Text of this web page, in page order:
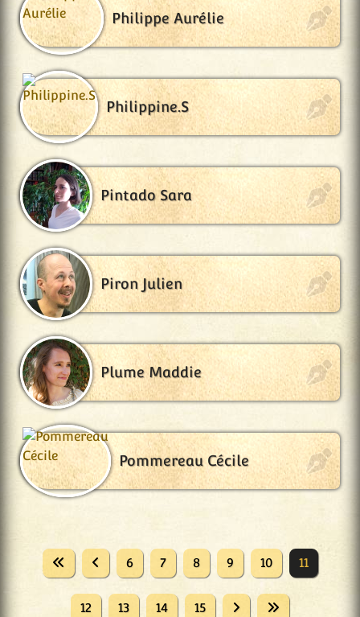
Philippe Aurélie
Philippine.S
Pintado Sara
Piron Julien
Plume Maddie
Pommereau Cécile
6 7 8 9 10 11
12 13 14 15